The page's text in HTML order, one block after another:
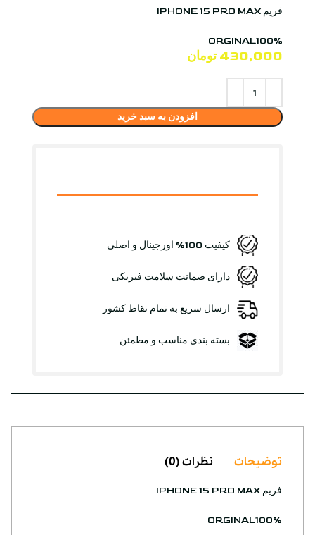
فریم IPHONE 15 PRO MAX
ORGINAL100%
430,000 تومان
افزودن به سبد خرید
کیفیت 100% اورجینال و اصلی
دارای ضمانت سلامت فیزیکی
ارسال سریع به تمام نقاط کشور
بسته بندی مناسب و مطمئن
توضیحات نظرات (0)
فریم IPHONE 15 PRO MAX
ORGINAL100%